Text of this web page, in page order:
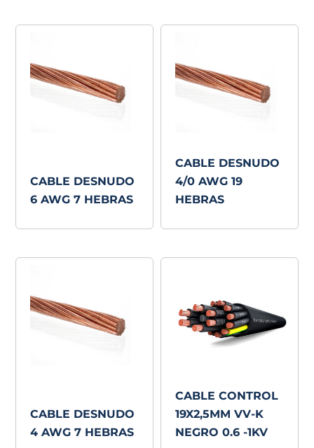
CABLE DESNUDO
6 AWG 7 HEBRAS
CABLE DESNUDO
4/0 AWG 19
HEBRAS
CABLE DESNUDO
4 AWG 7 HEBRAS
CABLE CONTROL
19X2,5MM VV-K
NEGRO 0.6 -1KV